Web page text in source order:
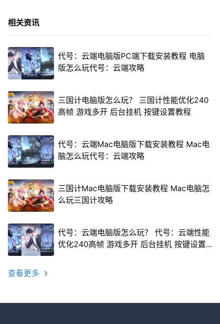
相关资讯
代号：云端电脑版PC端下载安装教程 电脑
版怎么玩代号：云端攻略
三国计电脑版怎么玩？ 三国计性能优化240
高帧 游戏多开 后台挂机 按键设置教程
代号：云端Mac电脑版下载安装教程 Mac电
脑怎么玩代号：云端攻略
三国计Mac电脑版下载安装教程 Mac电脑怎
么玩三国计攻略
代号：云端电脑版怎么玩？ 代号：云端性能
优化240高帧 游戏多开 后台挂机 按键设置
查看更多